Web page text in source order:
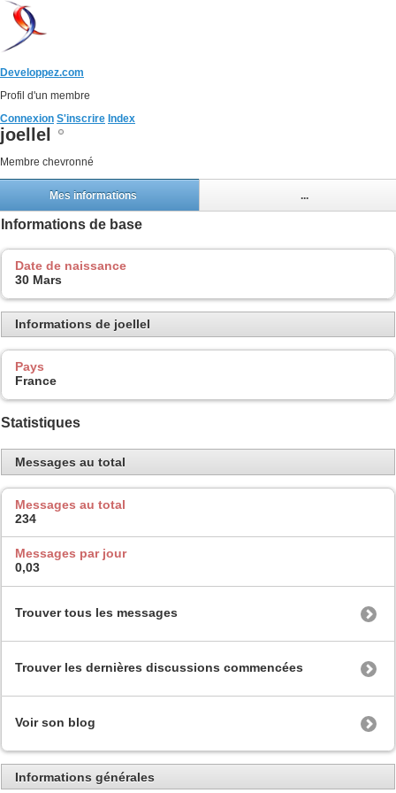
Developpez.com
Profil d'un membre
Connexion S'inscrire Index
joellel
Membre chevronné
Mes informations ...
Informations de base
Date de naissance
30 Mars
Informations de joellel
Pays
France
Statistiques
Messages au total
Messages au total
234
Messages par jour
0,03
Trouver tous les messages
Trouver les dernières discussions commencées
Voir son blog
Informations générales